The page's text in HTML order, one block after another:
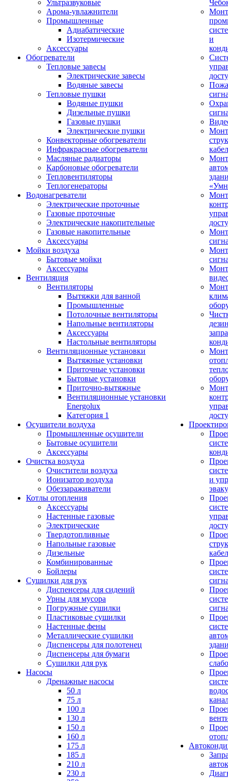
Ультразвуковые
Арома-увлажнители
Промышленныe
Адиабатические
Изотермические
Аксессуары
Обогреватели
Тепловые завесы
Электрические завесы
Водяные завесы
Тепловые пушки
Водяные пушки
Дизельные пушки
Газовые пушки
Электрические пушки
Конвекторные обогреватели
Инфракрасные обогреватели
Масляные радиаторы
Карбоновые обогреватели
Тепловентиляторы
Теплогенераторы
Водонагреватели
Электрические проточные
Газовые проточные
Электрические накопительные
Газовые накопительные
Аксессуары
Мойки воздуха
Бытовые мойки
Аксессуары
Вентиляция
Вентиляторы
Вытяжки для ванной
Промышленные
Потолочные вентиляторы
Напольные вентиляторы
Аксессуары
Настольные вентиляторы
Вентиляционные установки
Вытяжные установки
Приточные установки
Бытовые установки
Приточно-вытяжные
Вентиляционные установки
Energolux
Категория 1
Осушители воздуха
Промышленные осушители
Бытовые осушители
Аксессуары
Очистка воздуха
Очистители воздуха
Ионизатор воздуха
Обеззараживатели
Котлы отопления
Аксессуары
Настенные газовые
Электрические
Твердотопливные
Напольные газовые
Дизельные
Комбинированные
Бойлеры
Сушилки для рук
Диспенсеры для сидений
Урны для мусора
Погружные сушилки
Пластиковые сушилки
Настенные фены
Металлические сушилки
Диспенсеры для полотенец
Диспенсеры для бумаги
Сушилки для рук
Насосы
Дренажные насосы
50 л
75 л
100 л
130 л
150 л
160 л
175 л
185 л
210 л
230 л
и
и